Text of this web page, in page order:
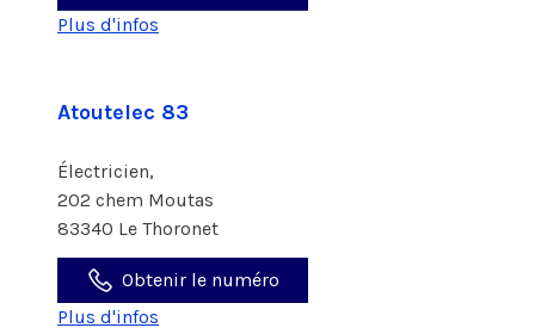
Plus d'infos
Atoutelec 83
Électricien,
202 chem Moutas
83340 Le Thoronet
Obtenir le numéro
Plus d'infos